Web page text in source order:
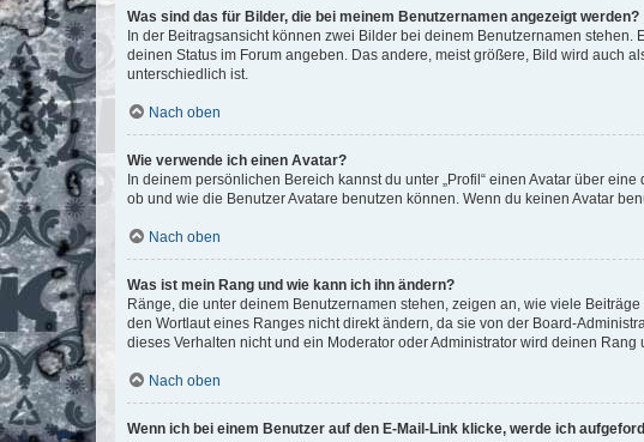
Was sind das für Bilder, die bei meinem Benutzernamen angezeigt werden?
In der Beitragsansicht können zwei Bilder bei deinem Benutzernamen
deinen Status im Forum angeben. Das andere, meist größere, Bild wird auch
unterschiedlich ist.
Nach oben
Wie verwende ich einen Avatar?
In deinem persönlichen Bereich kannst du unter „Profil“ einen Avatar über
ob und wie die Benutzer Avatare benutzen können. Wenn du keinen Avatar
Nach oben
Was ist mein Rang und wie kann ich ihn ändern?
Ränge, die unter deinem Benutzernamen stehen, zeigen an, wie viele
den Wortlaut eines Ranges nicht direkt ändern, da sie von der Board-
dieses Verhalten nicht und ein Moderator oder Administrator wird deinen Rang
Nach oben
Wenn ich bei einem Benutzer auf den E-Mail-Link klicke, werde ich